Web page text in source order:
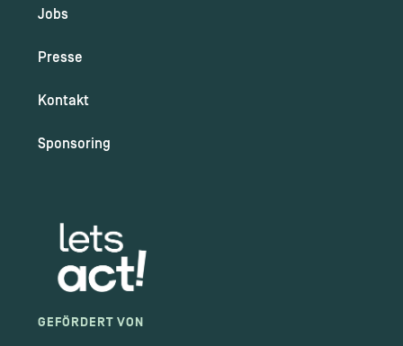
Jobs
Presse
Kontakt
Sponsoring
GEFÖRDERT VON